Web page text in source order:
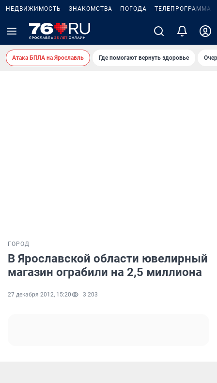
НЕДВИЖИМОСТЬ ЗНАКОМСТВА ПОГОДА ТЕЛЕПРОГРАММА
Атака БПЛА на Ярославль Где помогают вернуть здоровье
ГОРОД
В Ярославской области ювелирный
магазин ограбили на 2,5 миллиона
27 декабря 2012, 15:20 3 203